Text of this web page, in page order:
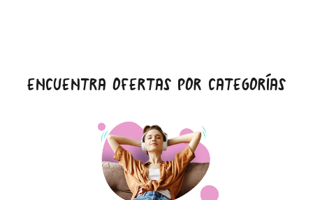
ENCUENTRA OFERTAS POR CATEGORÍAS